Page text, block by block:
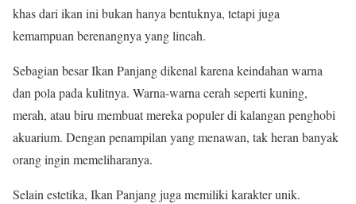
khas dari ikan ini bukan hanya bentuknya, tetapi juga
kemampuan berenangnya yang lincah.
Sebagian besar Ikan Panjang dikenal karena keindahan warna
dan pola pada kulitnya. Warna-warna cerah seperti kuning,
merah, atau biru membuat mereka populer di kalangan penghobi
akuarium. Dengan penampilan yang menawan, tak heran banyak
orang ingin memeliharanya.
Selain estetika, Ikan Panjang juga memiliki karakter unik.